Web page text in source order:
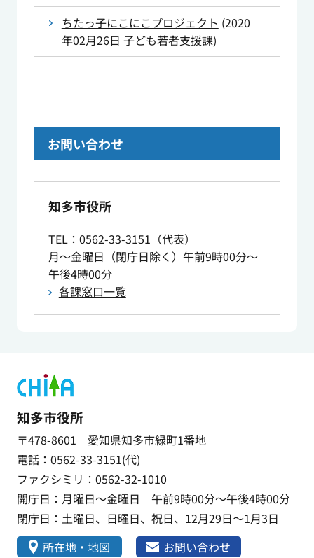
ちたっ子にこにこプロジェクト (2020
年02月26日 子ども若者支援課)
お問い合わせ
知多市役所
TEL：0562-33-3151（代表）
月～金曜日（閉庁日除く）午前9時00分～
午後4時00分
各課窓口一覧
知多市役所
〒478-8601 愛知県知多市緑町1番地
電話：0562-33-3151(代)
ファクシミリ：0562-32-1010
開庁日：月曜日～金曜日 午前9時00分～午後4時00分
閉庁日：土曜日、日曜日、祝日、12月29日～1月3日
所在地・地図
お問い合わせ